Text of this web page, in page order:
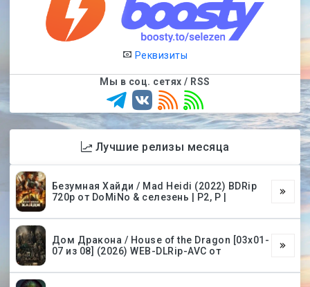
Реквизиты
Мы в соц. сетях / RSS
Лучшие релизы месяца
Безумная Хайди / Mad Heidi (2022) BDRip
720p от DoMiNo & селезень | P2, P |
Дом Дракона / House of the Dragon [03х01-
07 из 08] (2026) WEB-DLRip-AVC от